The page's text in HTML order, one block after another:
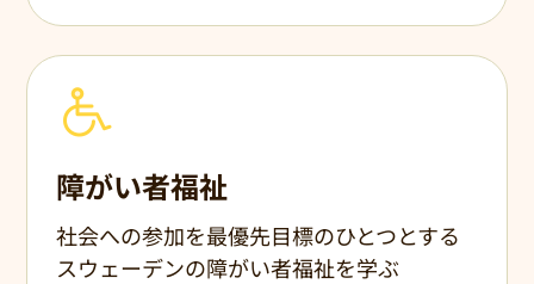
障がい者福祉
社会への参加を最優先目標のひとつとする
スウェーデンの障がい者福祉を学ぶ